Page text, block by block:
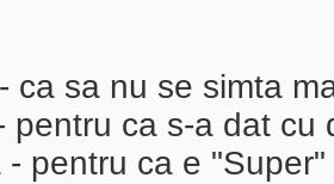
ca sa nu se simta
pentru ca s-a dat cu
- pentru ca e "Super"